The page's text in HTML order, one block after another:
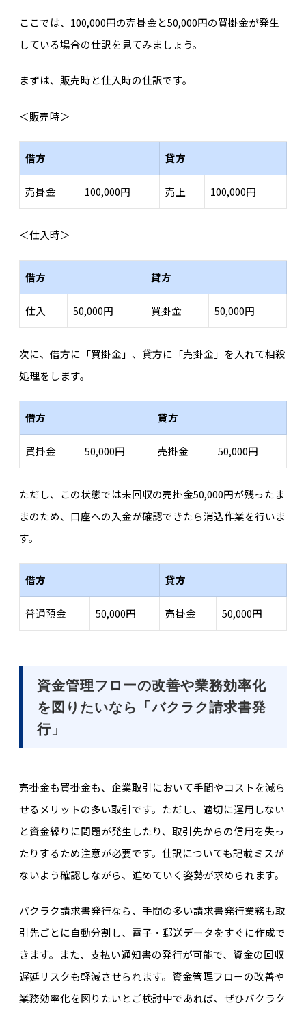
ここでは、100,000円の売掛金と50,000円の買掛金が発生
している場合の仕訳を見てみましょう。
まずは、販売時と仕入時の仕訳です。
＜販売時＞
借方 貸方
売掛金 100,000円 売上 100,000円
＜仕入時＞
借方 貸方
仕入 50,000円 買掛金 50,000円
次に、借方に「買掛金」、貸方に「売掛金」を入れて相殺
処理をします。
借方 貸方
買掛金 50,000円 売掛金 50,000円
ただし、この状態では未回収の売掛金50,000円が残ったま
まのため、口座への入金が確認できたら消込作業を行いま
す。
借方 貸方
普通預金 50,000円 売掛金 50,000円
資金管理フローの改善や業務効率化
を図りたいなら「バクラク請求書発
行」
売掛金も買掛金も、企業取引において手間やコストを減ら
せるメリットの多い取引です。ただし、適切に運用しない
と資金繰りに問題が発生したり、取引先からの信用を失っ
たりするため注意が必要です。仕訳についても記載ミスが
ないよう確認しながら、進めていく姿勢が求められます。
バクラク請求書発行なら、手間の多い請求書発行業務も取
引先ごとに自動分割し、電子・郵送データをすぐに作成で
きます。また、支払い通知書の発行が可能で、資金の回収
遅延リスクも軽減させられます。資金管理フローの改善や
業務効率化を図りたいとご検討中であれば、ぜひバクラク